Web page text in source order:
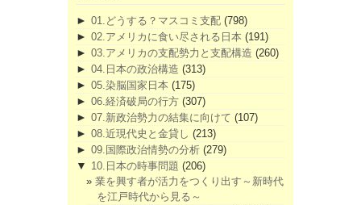
► 01.どうする？マスコミ支配 (798)
► 02.アメリカに食い尽される日本 (191)
► 03.アメリカの支配勢力と支配構造 (260)
► 04.日本の政治構造 (313)
► 05.染脳国家日本 (175)
► 06.経済破局の行方 (307)
► 07.新政治勢力の結集に向けて (107)
► 08.近現代史と金貸し (213)
► 09.国際政治情勢の分析 (279)
▼ 10.日本の時事問題 (206)
業を興す者が活力をつくり出す～新時代
を江戸時代から見る～